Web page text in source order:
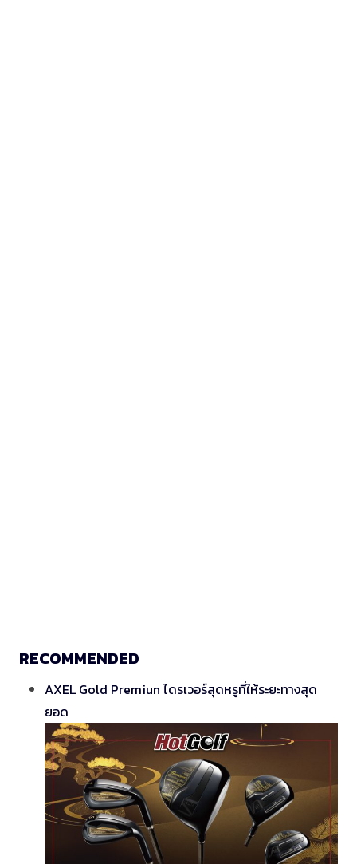
RECOMMENDED
AXEL Gold Premiun ไดรเวอร์สุดหรูที่ให้ระยะทางสุด
ยอด